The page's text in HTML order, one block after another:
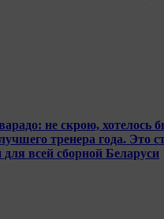
не скрою, хотелось
тренера года. Это
всей сборной Беларуси